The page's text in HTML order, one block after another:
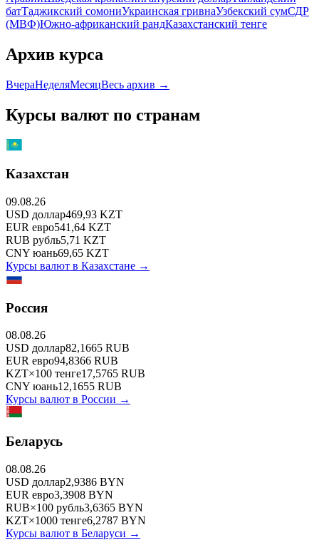
батТаджикский сомониУкраинская гривнаУзбекский сумСДР
(МВФ)Южно-африканский рандКазахстанский тенге
Архив курса
ВчераНеделяМесяцВесь архив →
Курсы валют по странам
Казахстан
09.08.26
USD доллар469,93 KZT
EUR евро541,64 KZT
RUB рубль5,71 KZT
CNY юань69,65 KZT
Курсы валют в Казахстане →
Россия
08.08.26
USD доллар82,1665 RUB
EUR евро94,8366 RUB
KZT×100 тенге17,5765 RUB
CNY юань12,1655 RUB
Курсы валют в России →
Беларусь
08.08.26
USD доллар2,9386 BYN
EUR евро3,3908 BYN
RUB×100 рубль3,6365 BYN
KZT×1000 тенге6,2787 BYN
Курсы валют в Беларуси →